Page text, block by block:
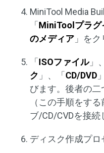
MiniTool Media
「 MiniToolプラグ
のメディア 」をク
「 ISOファイル」
ク 」、「 CD/DVD
びます。後者の
（この手順をす
ブ/CD/CVDを接続
ディスク作成プロ